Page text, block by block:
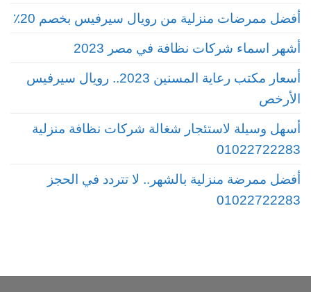
أفضل ممرضات منزلية من رويال سيرفيس بخصم 20٪
أشهر اسماء شركات نظافة في مصر 2023
أسعار مكتب رعاية المسنين 2023.. رويال سيرفيس
الأرخص
أسهل وسيلة لاستئجار شغالة شركات نظافة منزلية
01022722283
أفضل ممرضة منزلية بالشهر.. لا تتردد في الحجز
01022722283